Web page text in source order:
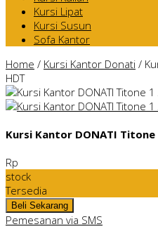
Kursi Lipat
Kursi Susun
Sofa Kantor
Home / Kursi Kantor Donati /
HDT
Kursi Kantor DONATI Titone
Rp
stock
Tersedia
Pemesanan via SMS